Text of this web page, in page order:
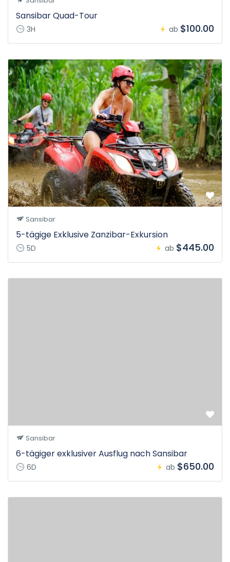
Sansibar Quad-Tour
3H ab $100.00
Sansibar
5-tägige Exklusive Zanzibar-Exkursion
5D ab $445.00
Sansibar
6-tägiger exklusiver Ausflug nach Sansibar
6D ab $650.00